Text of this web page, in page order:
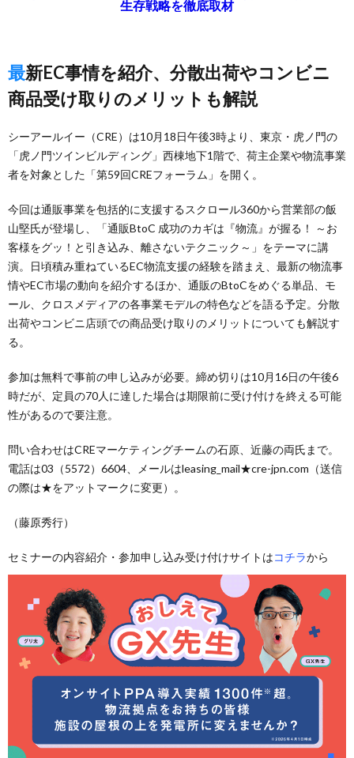
生存戦略を徹底取材
最新EC事情を紹介、分散出荷やコンビニ
商品受け取りのメリットも解説
シーアールイー（CRE）は10月18日午後3時より、東京・虎ノ門の
「虎ノ門ツインビルディング」西棟地下1階で、荷主企業や物流事業
者を対象とした「第59回CREフォーラム」を開く。
今回は通販事業を包括的に支援するスクロール360から営業部の飯
山堅氏が登場し、「通販BtoC 成功のカギは『物流』が握る！ ～お
客様をグッ！と引き込み、離さないテクニック～」をテーマに講
演。日頃積み重ねているEC物流支援の経験を踏まえ、最新の物流事
情やEC市場の動向を紹介するほか、通販のBtoCをめぐる単品、モ
ール、クロスメディアの各事業モデルの特色などを語る予定。分散
出荷やコンビニ店頭での商品受け取りのメリットについても解説す
る。
参加は無料で事前の申し込みが必要。締め切りは10月16日の午後6
時だが、定員の70人に達した場合は期限前に受け付けを終える可能
性があるので要注意。
問い合わせはCREマーケティングチームの石原、近藤の両氏まで。
電話は03（5572）6604、メールはleasing_mail★cre-jpn.com（送信
の際は★をアットマークに変更）。
（藤原秀行）
セミナーの内容紹介・参加申し込み受け付けサイトはコチラから